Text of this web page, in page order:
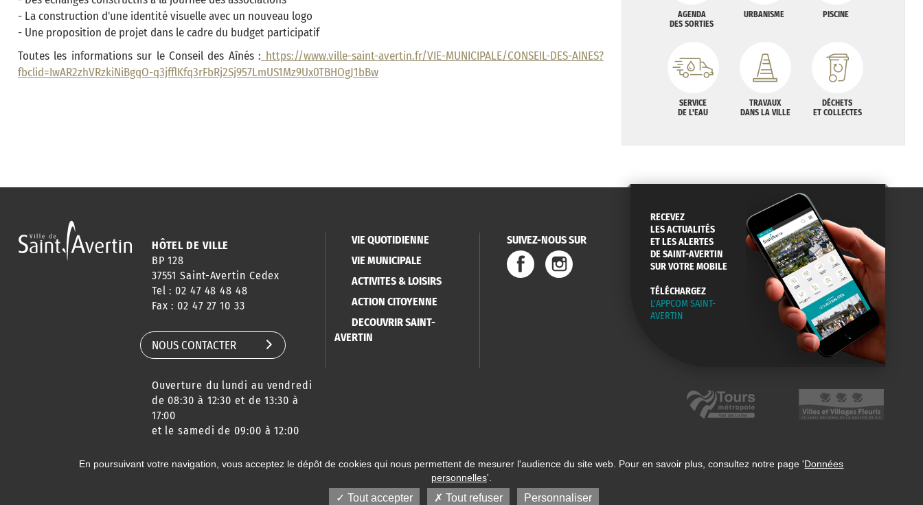
- La construction d'une identité visuelle avec un nouveau logo
- Une proposition de projet dans le cadre du budget participatif
Toutes les informations sur le Conseil des Aînés : https://www.ville-saint-avertin.fr/VIE-MUNICIPALE/CONSEIL-DES-AINES?
fbclid=IwAR2zhVRzkiNiBgqO-q3jfflKfq3rFbRj2Sj957LmUS1Mz9Ux0TBHOgJ1bBw
AGENDA
DES SORTIES
URBANISME PISCINE
SERVICE
DE L'EAU
TRAVAUX
DANS LA VILLE
DÉCHETS
ET COLLECTES
HÔTEL DE VILLE
BP 128
37551 Saint-Avertin Cedex
Tel : 02 47 48 48 48
Fax : 02 47 27 10 33
NOUS CONTACTER
Ouverture du lundi au vendredi
de 08:30 à 12:30 et de 13:30 à
17:00
et le samedi de 09:00 à 12:00
VIE QUOTIDIENNE
VIE MUNICIPALE
ACTIVITES & LOISIRS
ACTION CITOYENNE
DECOUVRIR SAINT-
AVERTIN
SUIVEZ-NOUS SUR
RECEVEZ
LES ACTUALITÉS
ET LES ALERTES
DE SAINT-AVERTIN
SUR VOTRE MOBILE
TÉLÉCHARGEZ
L'APPCOM SAINT-
AVERTIN
© 2020 Ville de Saint-Avertin Mentions légales Données personnelles Plan du site Réalisation
En poursuivant votre navigation, vous acceptez le dépôt de cookies qui nous permettent de mesurer l'audience du site web. Pour en savoir plus, consultez notre page 'Données
personnelles'.
Tout accepter Tout refuser Personnaliser